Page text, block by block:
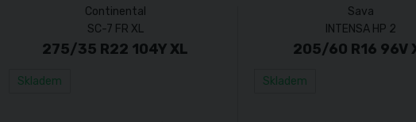
Continental
SC-7 FR XL
275/35 R22 104Y XL
Skladem
Sava
INTENSA HP 2
205/60 R16 96V
Skladem